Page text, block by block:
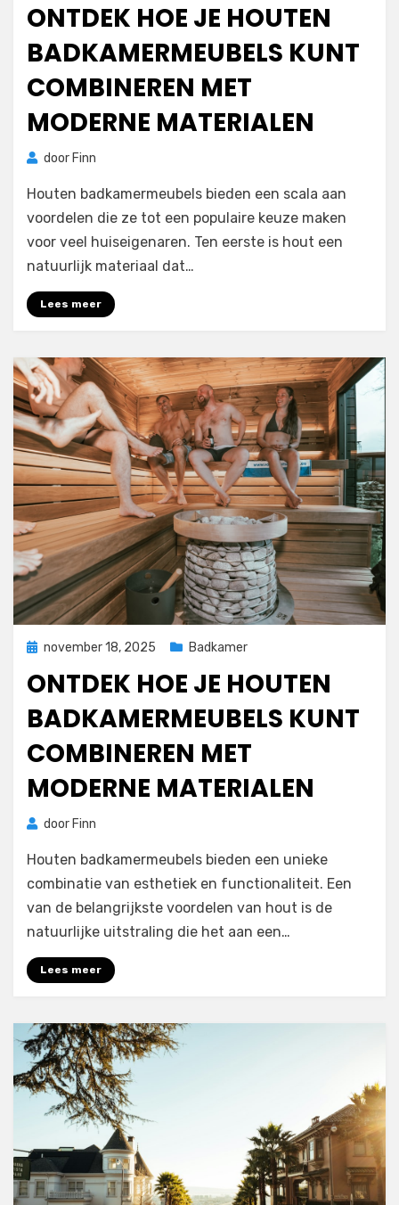
ONTDEK HOE JE HOUTEN
BADKAMERMEUBELS KUNT
COMBINEREN MET
MODERNE MATERIALEN
door Finn
Houten badkamermeubels bieden een scala aan
voordelen die ze tot een populaire keuze maken
voor veel huiseigenaren. Ten eerste is hout een
natuurlijk materiaal dat…
Lees meer
Geplaatst
november 18, 2025 Badkamer
ONTDEK HOE JE HOUTEN
BADKAMERMEUBELS KUNT
COMBINEREN MET
MODERNE MATERIALEN
door Finn
Houten badkamermeubels bieden een unieke
combinatie van esthetiek en functionaliteit. Een
van de belangrijkste voordelen van hout is de
natuurlijke uitstraling die het aan een…
Lees meer